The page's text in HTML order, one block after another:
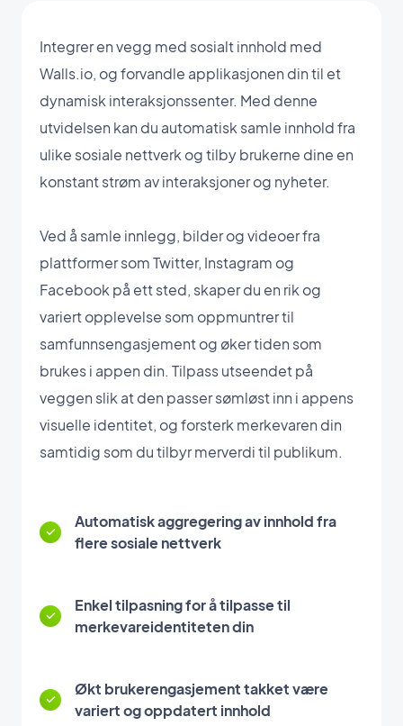
Integrer en vegg med sosialt innhold med
Walls.io, og forvandle applikasjonen din til et
dynamisk interaksjonssenter. Med denne
utvidelsen kan du automatisk samle innhold fra
ulike sosiale nettverk og tilby brukerne dine en
konstant strøm av interaksjoner og nyheter.
Ved å samle innlegg, bilder og videoer fra
plattformer som Twitter, Instagram og
Facebook på ett sted, skaper du en rik og
variert opplevelse som oppmuntrer til
samfunnsengasjement og øker tiden som
brukes i appen din. Tilpass utseendet på
veggen slik at den passer sømløst inn i appens
visuelle identitet, og forsterk merkevaren din
samtidig som du tilbyr merverdi til publikum.
Automatisk aggregering av innhold fra
flere sosiale nettverk
Enkel tilpasning for å tilpasse til
merkevareidentiteten din
Økt brukerengasjement takket være
variert og oppdatert innhold